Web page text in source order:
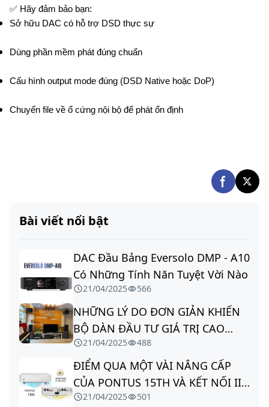
✅ Hãy đảm bảo bạn:
Sở hữu DAC có hỗ trợ DSD thực sự
Dùng phần mềm phát đúng chuẩn
Cấu hình output mode đúng (DSD Native hoặc DoP)
Chuyển file về ổ cứng nội bộ để phát ổn định
Bài viết nổi bật
DAC Đầu Bảng Eversolo DMP - A10
Có Những Tính Năn Tuyệt Vời Nào
21/04/2025 566
NHỮNG LÝ DO ĐƠN GIẢN KHIẾN
BỘ DÀN ĐẦU TƯ GIÁ TRỊ CAO
NHƯNG ÂM THANH VẪN DỞ
21/04/2025 488
ĐIỂM QUA MỘT VÀI NÂNG CẤP
CỦA PONTUS 15TH VÀ KẾT NỐI IIS
VỚI DDC
21/04/2025 501